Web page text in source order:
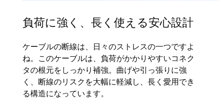
負荷に強く、長く使える安心設計
ケーブルの断線は、日々のストレスの一つですよ
ね。このケーブルは、負荷がかかりやすいコネク
タの根元をしっかり補強。曲げや引っ張りに強
く、断線のリスクを大幅に軽減し、長く愛用でき
る構造になっています。